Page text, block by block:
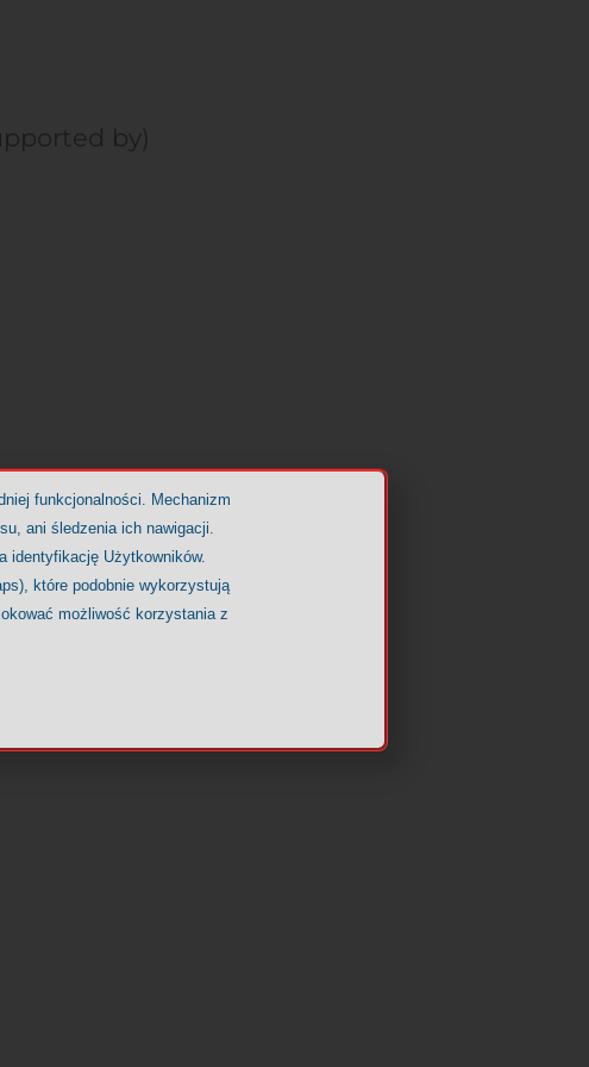
by)
funkcjonalności. Mechanizm
ani śledzenia ich nawigacji.
identyfikację Użytkowników.
które podobnie wykorzystują
możliwość korzystania z